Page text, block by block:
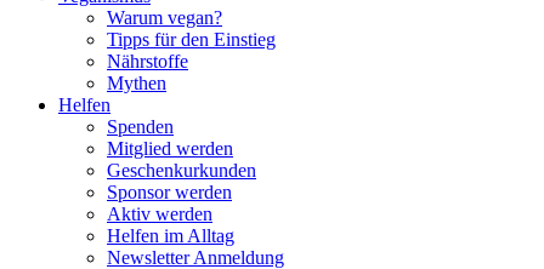
Warum vegan?
Tipps für den Einstieg
Nährstoffe
Mythen
Helfen
Spenden
Mitglied werden
Geschenkurkunden
Sponsor werden
Aktiv werden
Helfen im Alltag
Newsletter Anmeldung